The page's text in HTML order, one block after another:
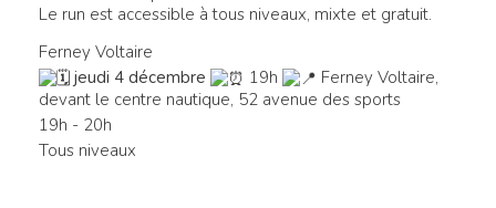
Le run est accessible à tous niveaux, mixte et gratuit.
Ferney Voltaire
jeudi 4 décembre
19h
Ferney Voltaire,
devant le centre nautique, 52 avenue des sports
19h - 20h
Tous niveaux